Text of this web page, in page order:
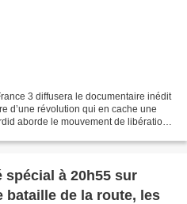
3 diffusera le documentaire inédit
d’une révolution qui en cache une
aborde le mouvement de libération
spécial à 20h55 sur
bataille de la route, les